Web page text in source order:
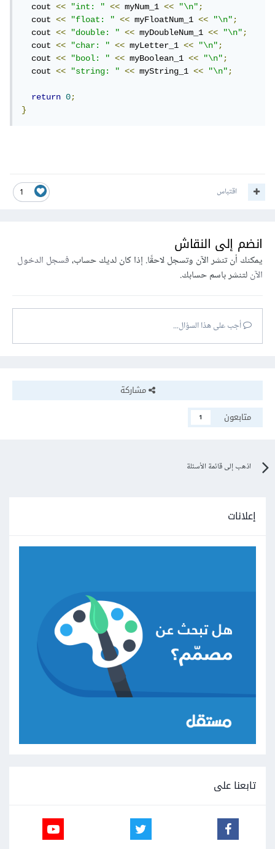
  cout
<< "int: " << myNum_1 << "\n";
  cout
<< "float: " << myFloatNum_1 << "\n";
  cout
<< "double: " << myDoubleNum_1 << "\n";
  cout
<< "char: " << myLetter_1 << "\n";
  cout
<< "bool: " << myBoolean_1 << "\n";
  cout
<< "string: " << myString_1 << "\n";
return 0;
}
1 اقتباس
انضم إلى النقاش
يمكنك أن تنشر الآن وتسجل لاحقًا. إذا كان لديك حساب،فسجل الدخول
الآنلتنشر باسم حسابك.
أجب على هذا السؤال...
مشاركة
متابعون
1
اذهب إلى قائمة الأسئلة
إعلانات
تابعنا على